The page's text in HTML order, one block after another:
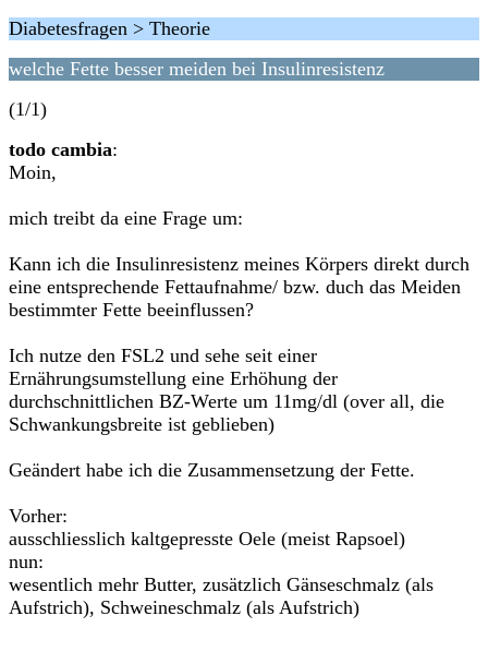
Diabetesfragen > Theorie
welche Fette besser meiden bei Insulinresistenz
(1/1)
todo cambia:
Moin,
mich treibt da eine Frage um:
Kann ich die Insulinresistenz meines Körpers direkt durch
eine entsprechende Fettaufnahme/ bzw. duch das Meiden
bestimmter Fette beeinflussen?
Ich nutze den FSL2 und sehe seit einer
Ernährungsumstellung eine Erhöhung der
durchschnittlichen BZ-Werte um 11mg/dl (over all, die
Schwankungsbreite ist geblieben)
Geändert habe ich die Zusammensetzung der Fette.
Vorher:
ausschliesslich kaltgepresste Oele (meist Rapsoel)
nun:
wesentlich mehr Butter, zusätzlich Gänseschmalz (als
Aufstrich), Schweineschmalz (als Aufstrich)